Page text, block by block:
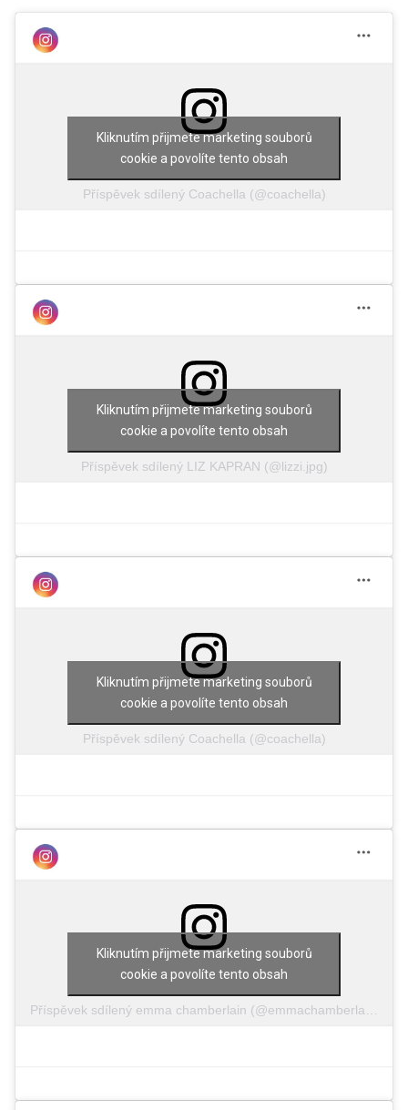
Příspěvek sdílený Coachella (@coachella)
Kliknutím přijmete marketing souborů
cookie a povolíte tento obsah
Příspěvek sdílený LIZ KAPRAN (@lizzi.jpg)
Kliknutím přijmete marketing souborů
cookie a povolíte tento obsah
Příspěvek sdílený Coachella (@coachella)
Kliknutím přijmete marketing souborů
cookie a povolíte tento obsah
Příspěvek sdílený emma chamberlain (@emmachamberlain)
Kliknutím přijmete marketing souborů
cookie a povolíte tento obsah